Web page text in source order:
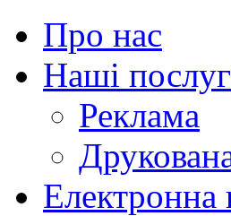
Про нас
Наші
Реклама
Електронна